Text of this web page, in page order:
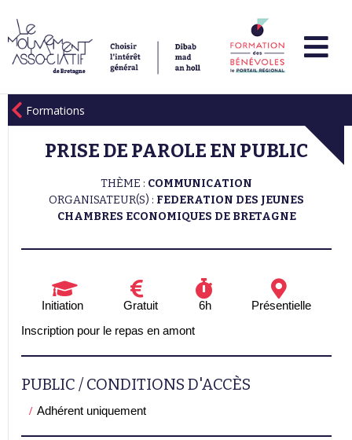
Formations
PRISE DE PAROLE EN PUBLIC
THÈME : COMMUNICATION
ORGANISATEUR(S) : FEDERATION DES JEUNES
CHAMBRES ECONOMIQUES DE BRETAGNE
Initiation Gratuit 6h
Présentielle
Inscription pour le repas en amont
PUBLIC / CONDITIONS D'ACCÈS
Adhérent uniquement